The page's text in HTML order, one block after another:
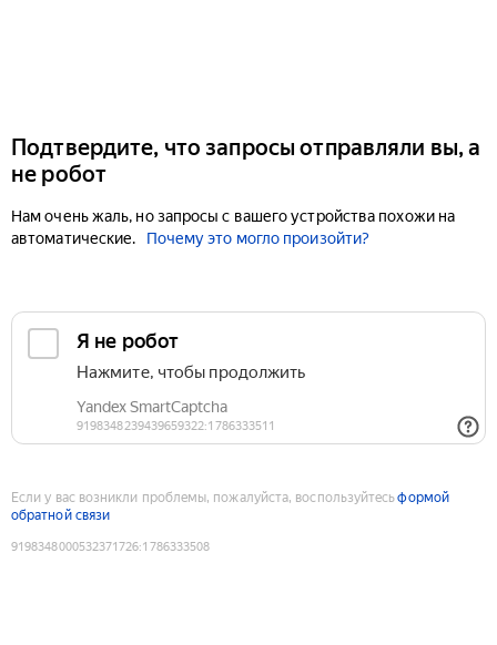
Подтвердите, что запросы отправляли вы, а
не робот
Нам очень жаль, но запросы с вашего устройства похожи на
автоматические.
Почему это могло произойти?
Если у вас возникли проблемы, пожалуйста, воспользуйтесьформой
обратной связи
9198348000532371726:1786333508